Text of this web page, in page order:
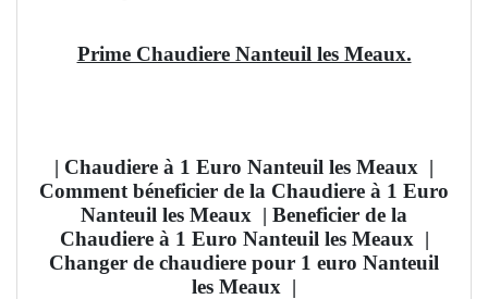
Prime Chaudiere Nanteuil les Meaux.
| Chaudiere à 1 Euro Nanteuil les Meaux |
Comment béneficier de la Chaudiere à 1 Euro
Nanteuil les Meaux | Beneficier de la
Chaudiere à 1 Euro Nanteuil les Meaux |
Changer de chaudiere pour 1 euro Nanteuil
les Meaux |